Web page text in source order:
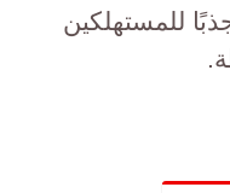
للمستهلكين